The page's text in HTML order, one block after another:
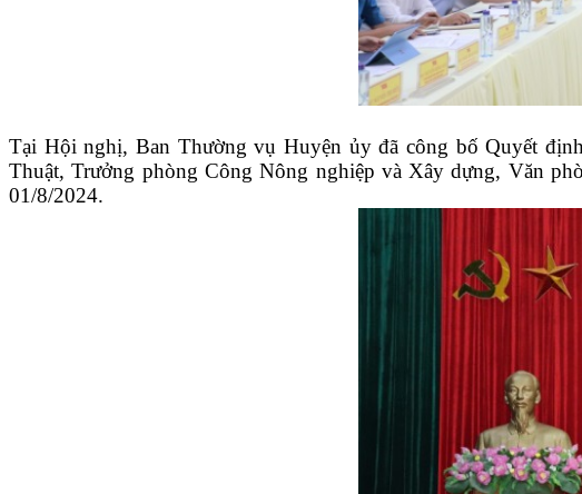
Tại Hội nghị, Ban Thường vụ Huyện ủy đã công bố Quyết
Thuật, Trưởng phòng Công Nông nghiệp và Xây dựng, Văn
01/8/2024.